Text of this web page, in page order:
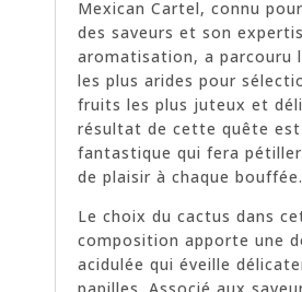
Mexican Cartel, connu
des saveurs et son
aromatisation, a parcouru
les plus arides pour
fruits les plus juteux et
résultat de cette quête
fantastique qui fera
de plaisir à chaque bouffée.
Le choix du cactus dans
composition apporte une
acidulée qui éveille